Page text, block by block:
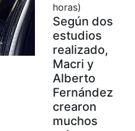
horas)
Según dos
estudios
realizado,
Macri y
Alberto
Fernández
crearon
muchos